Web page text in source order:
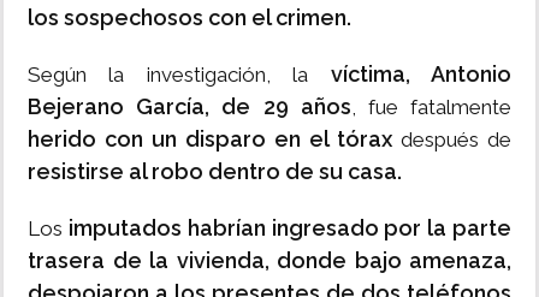
los sospechosos con el crimen.
Según la investigación, la víctima, Antonio
Bejerano García, de 29 años, fue fatalmente
herido con un disparo en el tórax después de
resistirse al robo dentro de su casa.
Los imputados habrían ingresado por la parte
trasera de la vivienda, donde bajo amenaza,